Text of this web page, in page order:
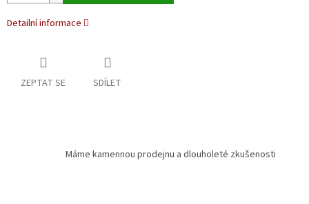
Detailní informace
ZEPTAT SE SDÍLET
Máme kamennou prodejnu a dlouholeté zkušenosti